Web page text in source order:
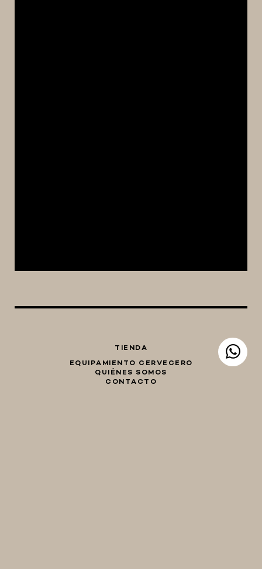
TIENDA
EQUIPAMIENTO CERVECERO
QUIÉNES SOMOS
CONTACTO